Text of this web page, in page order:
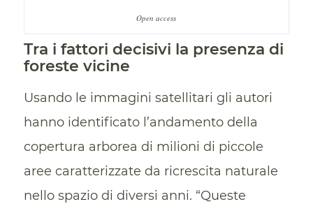
Open access
Tra i fattori decisivi la presenza di
foreste vicine
Usando le immagini satellitari gli autori
hanno identificato l’andamento della
copertura arborea di milioni di piccole
aree caratterizzate da ricrescita naturale
nello spazio di diversi anni. “Queste